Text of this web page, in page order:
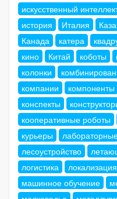
искусственный
история
Италия
Канада
катера
кино
Китай коботы
колонки
компании
компоненты
конспекты
кооперативные роботы
курьеры
лесоустройство
логистика
локализация
машинное обучение